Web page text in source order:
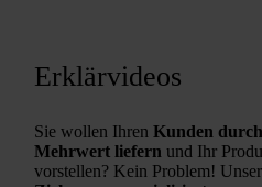
Erklärvideos
Sie wollen Ihren Kunden
Mehrwert liefern und Ihr
vorstellen? Kein Problem!